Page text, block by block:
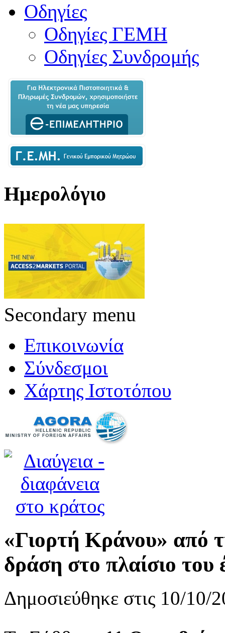
Οδηγίες
Οδηγίες ΓΕΜΗ
Οδηγίες Συνδρομής
Ημερολόγιο
Secondary menu
Επικοινωνία
Σύνδεσμοι
Χάρτης Ιστοτόπου
«Γιορτή Κράνου» από
δράση στο πλαίσιο
Δημοσιεύθηκε στις 10/10/